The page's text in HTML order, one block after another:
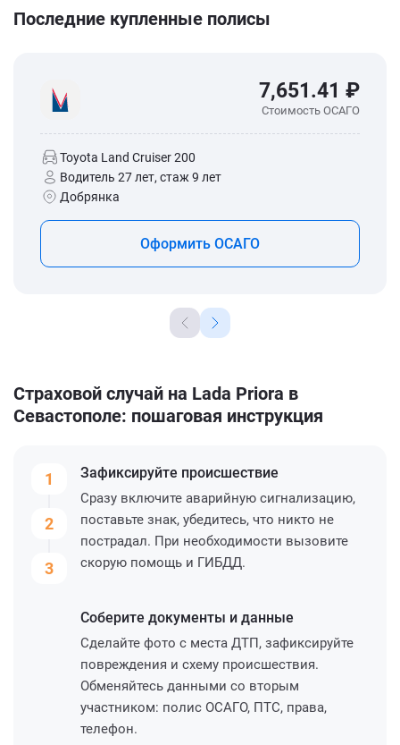
Последние купленные полисы
7,651.41 ₽
Стоимость ОСАГО
Toyota Land Cruiser 200
Водитель 27 лет, стаж 9 лет
Добрянка
Оформить ОСАГО
Страховой случай на Lada Priora в
Севастополе: пошаговая инструкция
1
2
3
Зафиксируйте происшествие
Сразу включите аварийную сигнализацию,
поставьте знак, убедитесь, что никто не
пострадал. При необходимости вызовите
скорую помощь и ГИБДД.
Соберите документы и данные
Сделайте фото с места ДТП, зафиксируйте
повреждения и схему происшествия.
Обменяйтесь данными со вторым
участником: полис ОСАГО, ПТС, права,
телефон.